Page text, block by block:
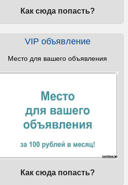
Как сюда попасть?
VIP объявление
Место для вашего объявления
Как сюда попасть?